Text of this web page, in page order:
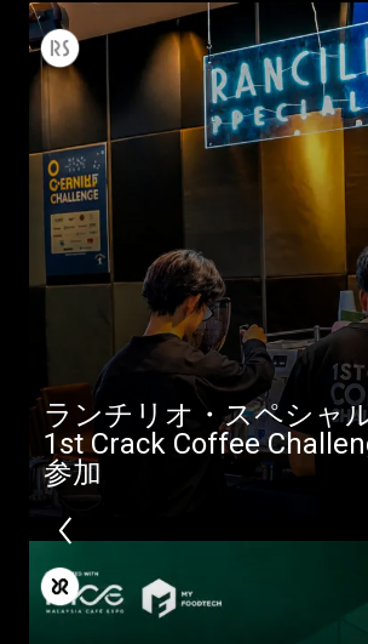
ランチリオ・スペシャ
1st Crack Coffee
参加